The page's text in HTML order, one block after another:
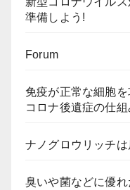
準備しよう!
Forum
免疫が正常な細胞
コロナ後遺症の仕組
ナノグロウリッチ
臭いや菌などに優